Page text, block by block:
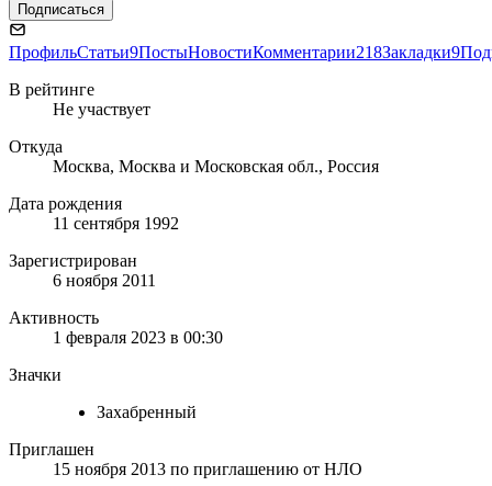
Подписаться
ПрофильСтатьи9ПостыНовостиКомментарии218Закладки9
В рейтинге
Не участвует
Откуда
Москва, Москва и Московская обл., Россия
Дата рождения
11 сентября 1992
Зарегистрирован
6 ноября 2011
Активность
1 февраля 2023 в 00:30
Значки
Захабренный
Приглашен
15 ноября 2013 по приглашению от НЛО